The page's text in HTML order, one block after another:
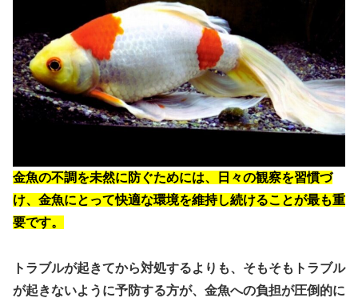
金魚の不調を未然に防ぐためには、日々の観察を習慣づ
け、金魚にとって快適な環境を維持し続けることが最も重
要です。
トラブルが起きてから対処するよりも、そもそもトラブル
が起きないように予防する方が、金魚への負担が圧倒的に